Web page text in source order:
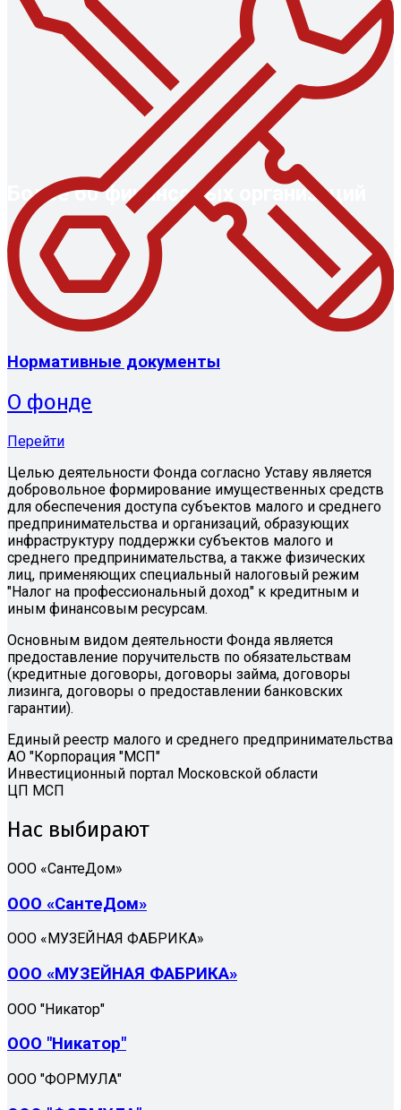
Более 60 финансовых организаций
Нормативные документы
О фонде
Перейти
Целью деятельности Фонда согласно Уставу является
добровольное формирование имущественных средств
для обеспечения доступа субъектов малого и среднего
предпринимательства и организаций, образующих
инфраструктуру поддержки субъектов малого и
среднего предпринимательства, а также физических
лиц, применяющих специальный налоговый режим
"Налог на профессиональный доход" к кредитным и
иным финансовым ресурсам.
Основным видом деятельности Фонда является
предоставление поручительств по обязательствам
(кредитные договоры, договоры займа, договоры
лизинга, договоры о предоставлении банковских
гарантии).
Единый реестр малого и среднего предпринимательства
АО "Корпорация "МСП"
Инвестиционный портал Московской области
ЦП МСП
Нас выбирают
ООО «СантеДом»
ООО «СантеДом»
ООО «МУЗЕЙНАЯ ФАБРИКА»
ООО «МУЗЕЙНАЯ ФАБРИКА»
ООО "Никатор"
ООО "Никатор"
ООО "ФОРМУЛА"